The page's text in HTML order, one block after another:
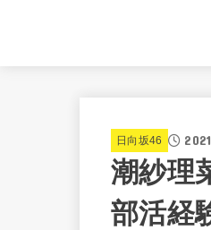
日向坂46
潮紗理
部活経